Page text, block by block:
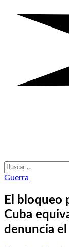
Buscar:
Guerra
El bloqueo
Cuba
denuncia